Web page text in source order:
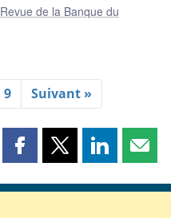
Revue de la Banque du
9 Suivant »
Partager
page
Partager
page
Partager
page page